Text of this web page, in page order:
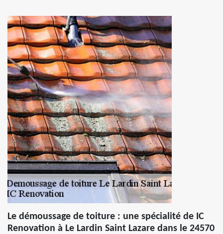
Le démoussage de toiture : une spécialité de IC
Renovation à Le Lardin Saint Lazare dans le 24570